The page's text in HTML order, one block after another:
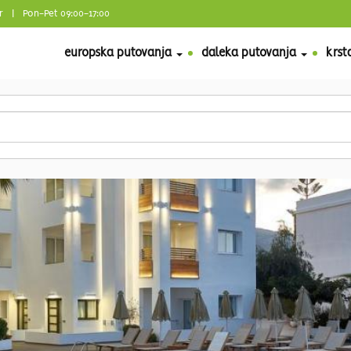
| Pon-Pet 09:00-17:00
europska putovanja daleka putovanja